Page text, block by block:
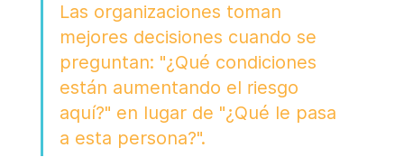
Las organizaciones toman
mejores decisiones cuando se
preguntan: "¿Qué condiciones
están aumentando el riesgo
aquí?" en lugar de "¿Qué le pasa
a esta persona?".